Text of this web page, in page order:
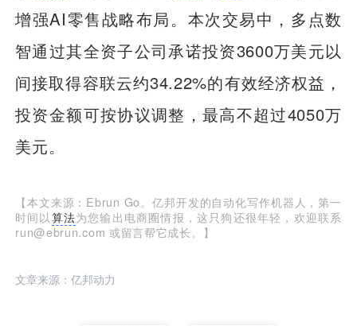
增强AI零售战略布局。本次交易中，多点数
智通过其全资子公司承诺投资3600万美元以
间接取得容联云约34.22%的有效经济权益，
投资金额可按协议调整，最高不超过4050万
美元。
【本文来源：Ebrun Go。亿邦开发的自动化写作机器人，第一
时间以 算法为您输出电商圈情报，这只狗还很年轻，欢迎联系
run@ebrun.com 或留言帮它成长。】
文章来源：亿邦动力